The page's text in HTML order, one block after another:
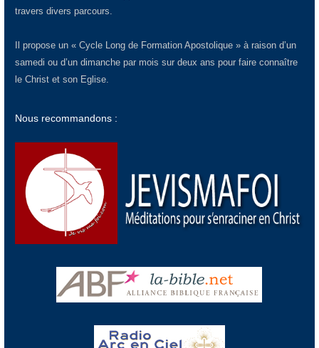
travers divers parcours.
Il propose un « Cycle Long de Formation Apostolique » à raison d’un
samedi ou d’un dimanche par mois sur deux ans pour faire connaître
le Christ et son Eglise.
Nous recommandons :